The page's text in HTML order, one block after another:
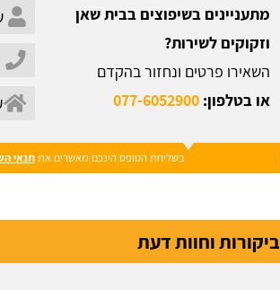
מתעניינים בשיפוצים בבית שאן
וזקוקים לשירות?
השאירו פרטים ונחזור בהקדם
או בטלפון: 077-6052900
בשליחת הטופס הינכם מאשרים אתתנאי
ביקורות וחוות דעת